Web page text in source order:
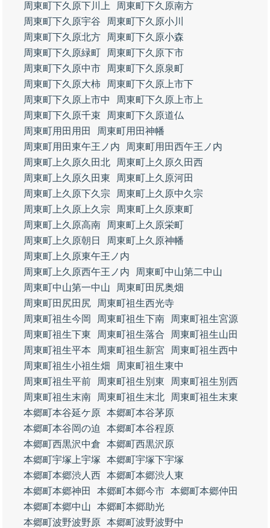
周東町下久原下川上
周東町下久原南方
周東町下久原宇谷
周東町下久原小川
周東町下久原北方
周東町下久原小森
周東町下久原緑町
周東町下久原下市
周東町下久原中市
周東町下久原泉町
周東町下久原大柿
周東町下久原上市下
周東町下久原上市中
周東町下久原上市上
周東町下久原千束
周東町下久原道仏
周東町用田用田
周東町用田神幡
周東町用田東午王ノ内
周東町用田西午王ノ内
周東町上久原久田北
周東町上久原久田西
周東町上久原久田東
周東町上久原河田
周東町上久原下久宗
周東町上久原中久宗
周東町上久原上久宗
周東町上久原東町
周東町上久原高南
周東町上久原栄町
周東町上久原朝日
周東町上久原神幡
周東町上久原東午王ノ内
周東町上久原西午王ノ内
周東町中山第二中山
周東町中山第一中山
周東町田尻奥畑
周東町田尻田尻
周東町祖生西光寺
周東町祖生今岡
周東町祖生下南
周東町祖生宮源
周東町祖生下東
周東町祖生落合
周東町祖生山田
周東町祖生平本
周東町祖生新宮
周東町祖生西中
周東町祖生小祖生畑
周東町祖生東中
周東町祖生平前
周東町祖生別東
周東町祖生別西
周東町祖生末南
周東町祖生末北
周東町祖生末東
本郷町本谷延ケ原 本郷町本谷茅原
本郷町本谷岡の迫
本郷町本谷程原
本郷町西黒沢中倉
本郷町西黒沢原
本郷町宇塚上宇塚
本郷町宇塚下宇塚
本郷町本郷渋人西 本郷町本郷渋人東
本郷町本郷神田
本郷町本郷今市 本郷町本郷仲田
本郷町本郷中山
本郷町本郷助光
本郷町波野波野原 本郷町波野波野中